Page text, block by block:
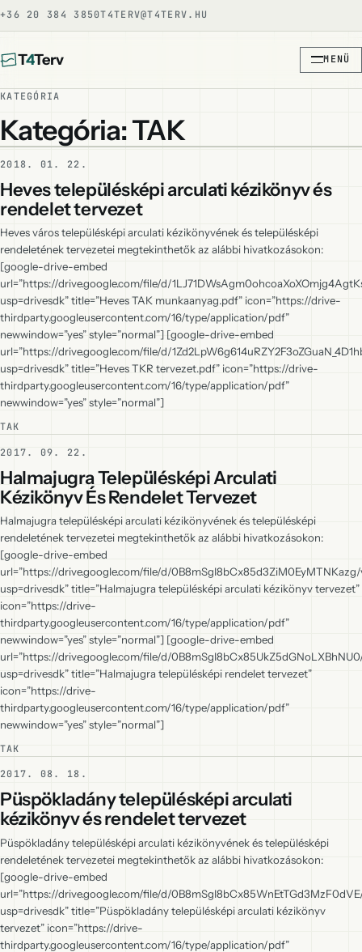
+36 20 384 3850T4TERV@T4TERV.HU
T4Terv MENÜ
KATEGÓRIA
Kategória: TAK
2018. 01. 22.
Heves településképi arculati kézikönyv és
rendelet tervezet
Heves város településképi arculati kézikönyvének és településképi
rendeletének tervezetei megtekinthetők az alábbi hivatkozásokon:
[google-drive-embed
url=”https://drive.google.com/file/d/
usp=drivesdk” title=”Heves TAK munkaanyag.pdf” icon=”https://drive-
thirdparty.googleusercontent.com/16/type/application/pdf”
newwindow=”yes” style=”normal”] [google-drive-embed
url=”https://drive.google.com/file/d/
usp=drivesdk” title=”Heves TKR tervezet.pdf” icon=”https://drive-
thirdparty.googleusercontent.com/16/type/application/pdf”
newwindow=”yes” style=”normal”]
TAK
2017. 09. 22.
Halmajugra Településképi Arculati
Kézikönyv És Rendelet Tervezet
Halmajugra településképi arculati kézikönyvének és településképi
rendeletének tervezetei megtekinthetők az alábbi hivatkozásokon:
[google-drive-embed
url=”https://drive.google.com/file/d/
usp=drivesdk” title=”Halmajugra településképi arculati kézikönyv tervezet”
icon=”https://drive-
thirdparty.googleusercontent.com/16/type/application/pdf”
newwindow=”yes” style=”normal”] [google-drive-embed
url=”https://drive.google.com/file/d/
usp=drivesdk” title=”Halmajugra településképi rendelet tervezet”
icon=”https://drive-
thirdparty.googleusercontent.com/16/type/application/pdf”
newwindow=”yes” style=”normal”]
TAK
2017. 08. 18.
Püspökladány településképi arculati
kézikönyv és rendelet tervezet
Püspökladány településképi arculati kézikönyvének és településképi
rendeletének tervezetei megtekinthetők az alábbi hivatkozásokon:
[google-drive-embed
url=”https://drive.google.com/file/d/
usp=drivesdk” title=”Püspökladány településképi arculati kézikönyv
tervezet” icon=”https://drive-
thirdparty.googleusercontent.com/16/type/application/pdf”